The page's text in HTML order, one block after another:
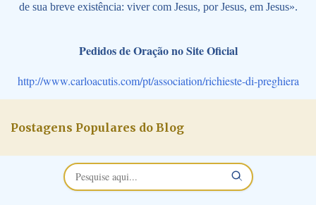
de sua breve existência: viver com Jesus, por Jesus, em Jesus».
Pedidos de Oração no Site Oficial
http://www.carloacutis.com/pt/association/richieste-di-preghiera
Postagens Populares do Blog